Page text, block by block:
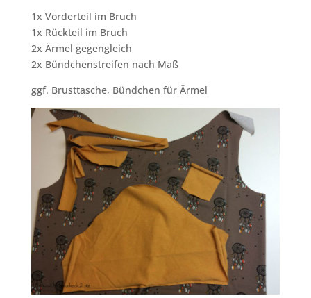
1x Vorderteil im Bruch
1x Rückteil im Bruch
2x Ärmel gegengleich
2x Bündchenstreifen nach Maß
ggf. Brusttasche, Bündchen für Ärmel